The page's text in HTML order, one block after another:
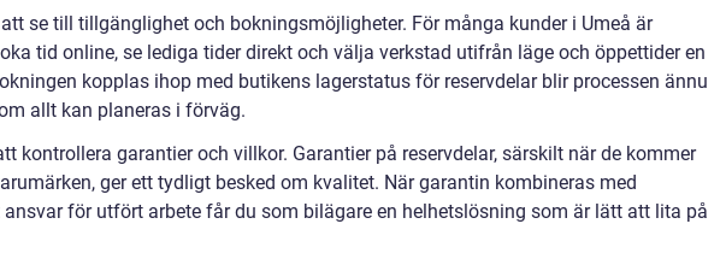
se till tillgänglighet och bokningsmöjligheter. För många kunder i Umeå är
tid online, se lediga tider direkt och välja verkstad utifrån läge och öppettider en
kopplas ihop med butikens lagerstatus för reservdelar blir processen ännu
allt kan planeras i förväg.
kontrollera garantier och villkor. Garantier på reservdelar, särskilt när de kommer
ger ett tydligt besked om kvalitet. När garantin kombineras med
ansvar för utfört arbete får du som bilägare en helhetslösning som är lätt att lita på